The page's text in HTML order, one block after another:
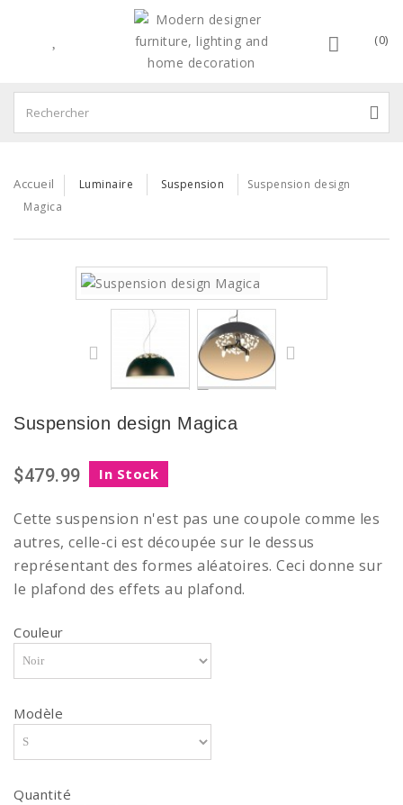
(0)
Accueil Luminaire Suspension
Suspension design
Magica
Suspension design Magica
$479.99 In Stock
Cette suspension n'est pas une coupole comme les
autres, celle-ci est découpée sur le dessus
représentant des formes aléatoires. Ceci donne sur
le plafond des effets au plafond.
Couleur
Modèle
Quantité